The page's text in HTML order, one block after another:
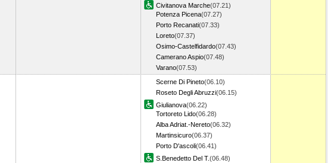
Civitanova Marche(07.21)
Potenza Picena(07.27)
Porto Recanati(07.33)
Loreto(07.37)
Osimo-Castelfidardo(07.43)
Camerano Aspio(07.48)
Varano(07.53)
Scerne Di Pineto(06.10)
Roseto Degli Abruzzi(06.15)
Giulianova(06.22)
Tortoreto Lido(06.28)
Alba Adriat.-Nereto(06.32)
Martinsicuro(06.37)
Porto D'ascoli(06.41)
S.Benedetto Del T.(06.48)